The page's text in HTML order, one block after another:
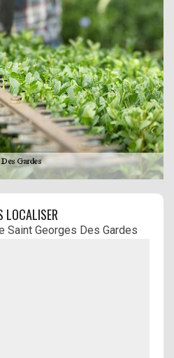
LOCALISER
Saint Georges Des Gardes